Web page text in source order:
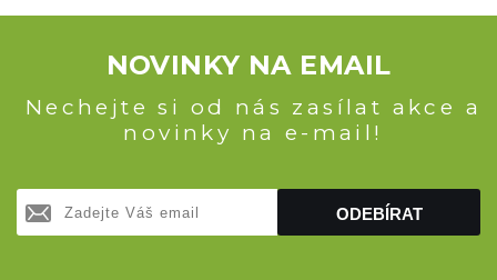
NOVINKY NA EMAIL
Nechejte si od nás zasílat akce a
novinky na e-mail!
ODEBÍRAT